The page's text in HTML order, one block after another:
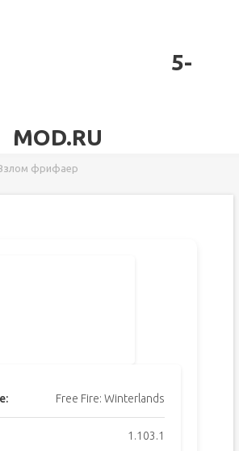
5-
MOD.RU
фрифаер
Free Fire: Winterlands
1.103.1